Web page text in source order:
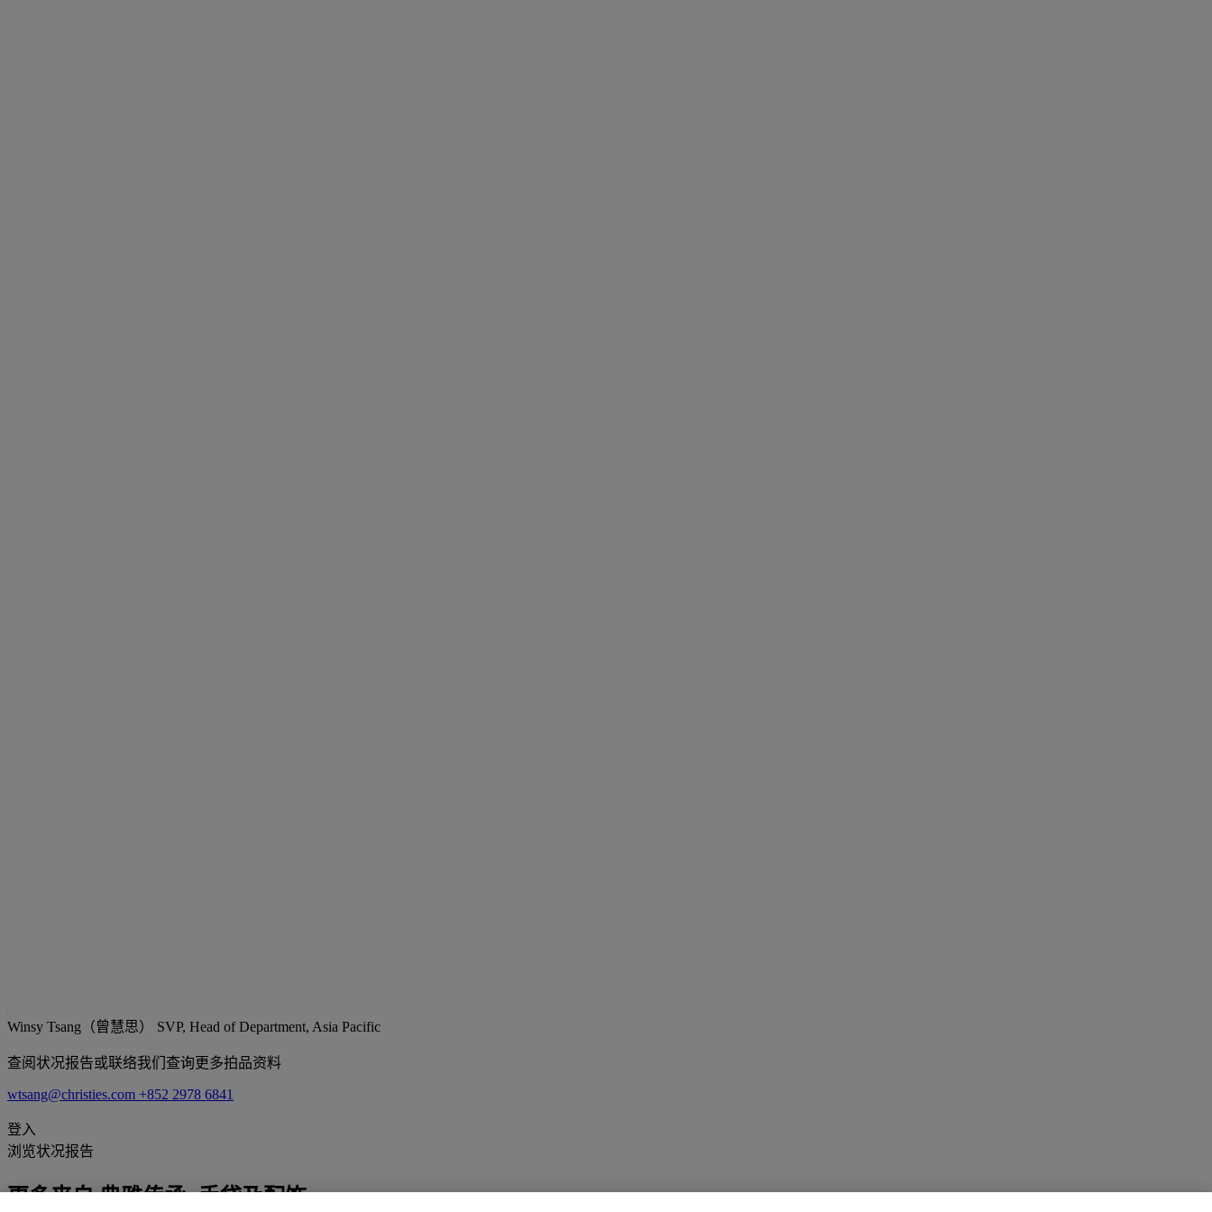
Winsy Tsang（曾慧思） SVP, Head of Department, Asia Pacific
查阅状况报告或联络我们查询更多拍品资料
wtsang@christies.com +852 2978 6841
登入
浏览状况报告
更多来自典雅传承: 手袋及配饰